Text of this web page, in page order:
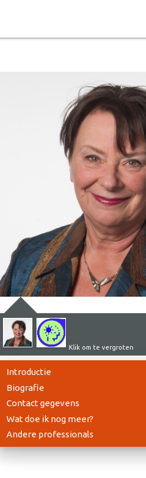
Klik om te vergroten
Introductie
Biografie
Contact gegevens
Wat doe ik nog meer?
Andere professionals